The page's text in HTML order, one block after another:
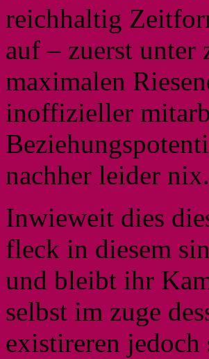
reichhaltig
auf – zuerst
maximalen
inoffizieller
nachher leider nix.
Inwieweit dies
fleck in diesem
und bleibt ihr
selbst im zuge
existireren jedoch